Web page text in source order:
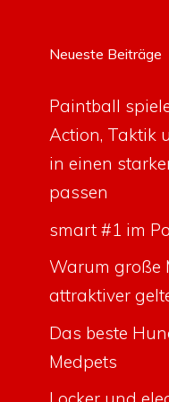
Neueste Beiträge
Paintball
Action, Taktik
in einen
passen
smart #1 im
Warum große
attraktiver
Das beste
Medpets